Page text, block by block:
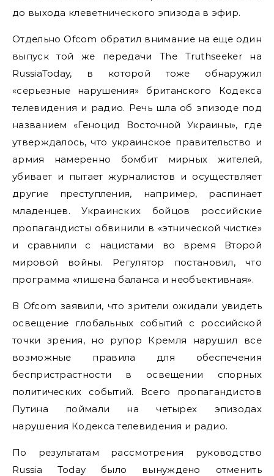
до выхода клеветнического эпизода в эфир.
Отдельно Ofcom обратил внимание на еще один
выпуск той же передачи The Truthseeker на
RussiaToday, в которой тоже обнаружил
«серьезные нарушения» британского Кодекса
телевидения и радио. Речь шла об эпизоде ​​под
названием «Геноцид Восточной Украины», где
утверждалось, что украинское правительство и
армия намеренно бомбит мирных жителей,
убивает и пытает журналистов и осуществляет
другие преступления, например, распинает
младенцев. Украинских бойцов российские
пропагандисты обвинили в «этнической чистке»
и сравнили с нацистами во время Второй
мировой войны. Регулятор постановил, что
программа «лишена баланса и необъективная».
В Ofcom заявили, что зрители ожидали увидеть
освещение глобальных событий с российской
точки зрения, но рупор Кремля нарушил все
возможные правила для обеспечения
беспристрастности в освещении спорных
политических событий. Всего пропагандистов
Путина поймали на четырех эпизодах
нарушения Кодекса телевидения и радио.
По результатам рассмотрения руководство
Russia Today было вынуждено отменить